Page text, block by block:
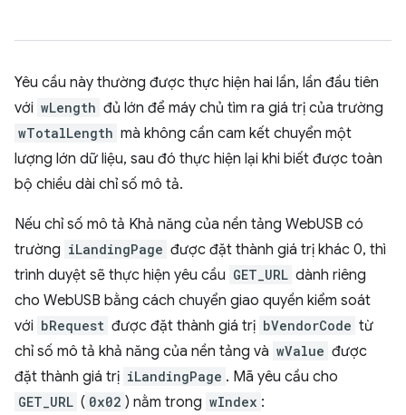
Yêu cầu này thường được thực hiện hai lần, lần đầu tiên
với wLength đủ lớn để máy chủ tìm ra giá trị của trường
wTotalLength mà không cần cam kết chuyển một
lượng lớn dữ liệu, sau đó thực hiện lại khi biết được toàn
bộ chiều dài chỉ số mô tả.
Nếu chỉ số mô tả Khả năng của nền tảng WebUSB có
trường iLandingPage được đặt thành giá trị khác 0, thì
trình duyệt sẽ thực hiện yêu cầu GET_URL dành riêng
cho WebUSB bằng cách chuyển giao quyền kiểm soát
với bRequest được đặt thành giá trị bVendorCode từ
chỉ số mô tả khả năng của nền tảng và wValue được
đặt thành giá trị iLandingPage . Mã yêu cầu cho
GET_URL ( 0x02 ) nằm trong wIndex :